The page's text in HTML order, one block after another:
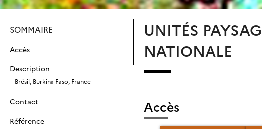
SOMMAIRE
Accès
Description
Brésil, Burkina Faso, France
Contact
Référence
UNITÉS
NATIONALE
Accès